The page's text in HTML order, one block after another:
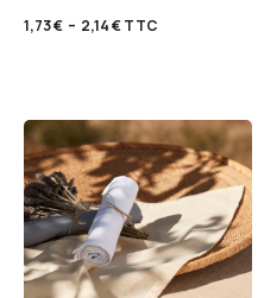
1,73€ – 2,14€TTC